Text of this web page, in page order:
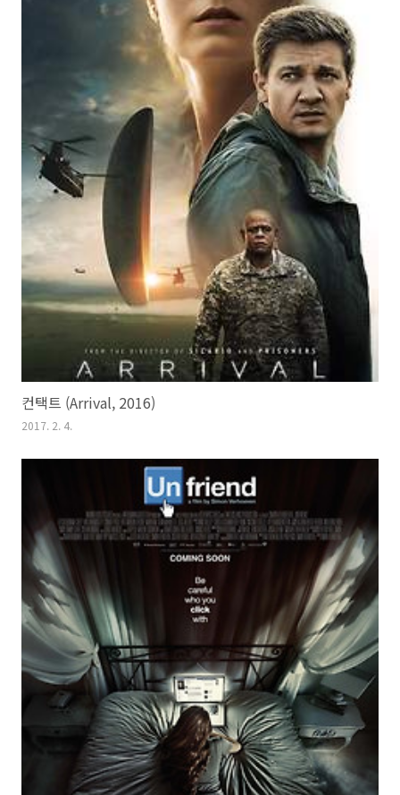
컨택트 (Arrival, 2016)
2017. 2. 4.